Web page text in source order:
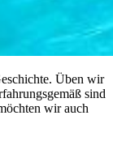
Üben wir
sind
wir auch